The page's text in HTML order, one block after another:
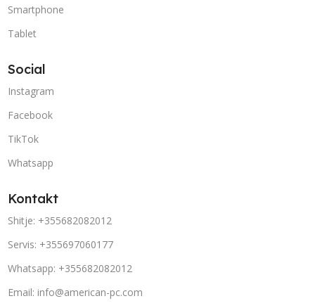
Smartphone
Tablet
Social
Instagram
Facebook
TikTok
Whatsapp
Kontakt
Shitje: +355682082012
Servis: +355697060177
Whatsapp: +355682082012
Email: info@american-pc.com